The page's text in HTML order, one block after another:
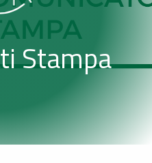
Stampa